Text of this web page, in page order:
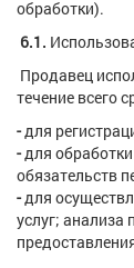
обработки).
6.1.
Продавец
течение всего
-для
-для
обязательств
-для
услуг; анализа